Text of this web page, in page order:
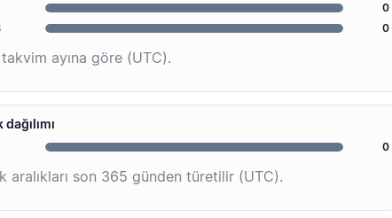
0
0
takvim ayına göre (UTC).
0
aralıkları son 365 günden türetilir (UTC).